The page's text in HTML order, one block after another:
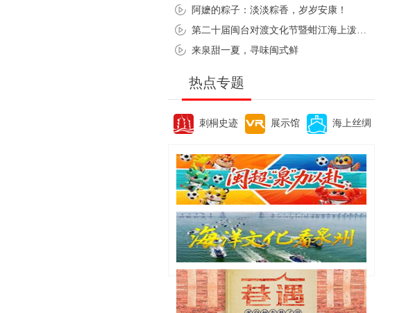
阿嬷的粽子：淡淡粽香，岁岁安康！
来泉甜一夏，寻味闽式鲜
热点专题
刺桐史迹 展示馆 海上丝绸
便民资讯